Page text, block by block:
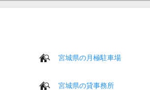
宮城県の月極駐車場
宮城県の貸事務所